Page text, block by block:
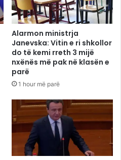
Alarmon ministrja
Janevska: Vitin e ri shkollor
do të kemi rreth 3 mijë
nxënës më pak në klasën e
parë
1 hour më parë